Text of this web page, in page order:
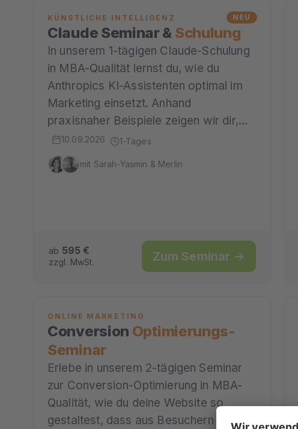
KÜNSTLICHE INTELLIGENZ NEU
Claude Seminar & Schulung
In unserem 1-tägigen Claude-Schulung
in MBA-Qualität lernst du, wie du
Anthropics KI-Assistenten optimal im
Marketing einsetzt. Anhand
praxisnaher Beispiele zeigen wir dir,…
10.09.2026 1-Tages
mit Sarah-Yasmin & Merlin
ab 595 €
zzgl. MwSt. Zum Seminar →
ONLINE MARKETING
Conversion Optimierungs-
Seminar
Erlebe in unserem 2-tägigen Seminar
zur Conversion-Optimierung in MBA-
Qualität, wie du deine Website so
gestaltest, dass aus Besuchern